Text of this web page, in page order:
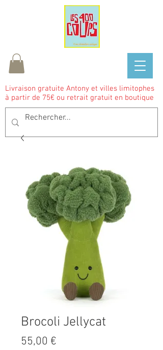
Livraison gratuite Antony et villes limitophes
à partir de 75€ ou retrait gratuit en boutique
Brocoli Jellycat
55,00 €